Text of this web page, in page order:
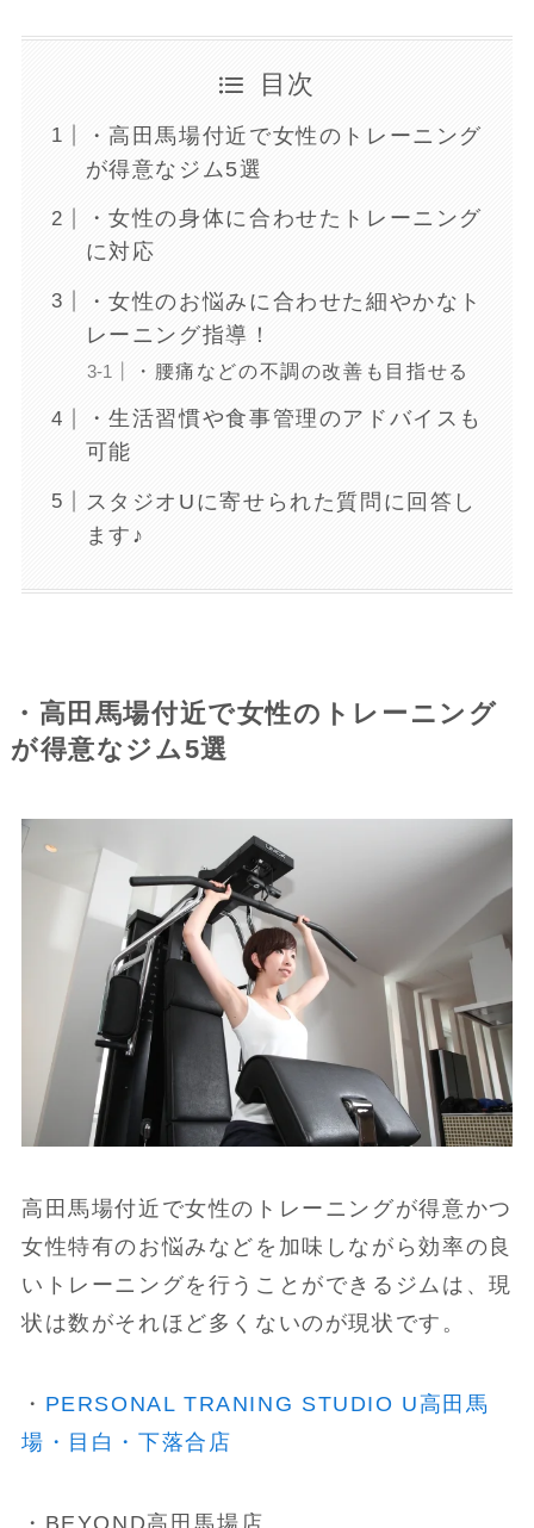
目次
・高田馬場付近で女性のトレーニング
が得意なジム5選
・女性の身体に合わせたトレーニング
に対応
・女性のお悩みに合わせた細やかなト
レーニング指導！
・腰痛などの不調の改善も目指せる
・生活習慣や食事管理のアドバイスも
可能
スタジオUに寄せられた質問に回答し
ます♪
・高田馬場付近で女性のトレーニング
が得意なジム5選
高田馬場付近で女性のトレーニングが得意かつ
女性特有のお悩みなどを加味しながら効率の良
いトレーニングを行うことができるジムは、現
状は数がそれほど多くないのが現状です。
・ PERSONAL TRANING STUDIO U高田馬
場・目白・下落合店
・BEYOND高田馬場店